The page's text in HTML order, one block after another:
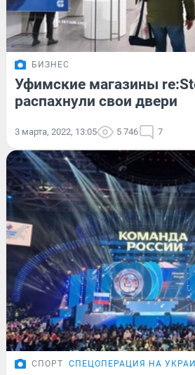
БИЗНЕС
Уфимские магазины
распахнули свои двери
3 марта, 2022, 13:05 5 746 7
СПОРТ СПЕЦОПЕРАЦИЯ НА